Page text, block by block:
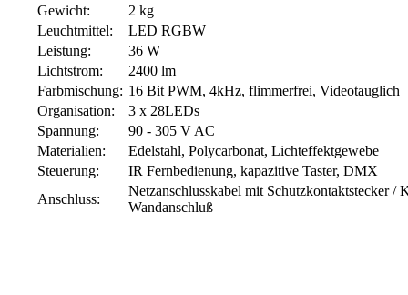
Gewicht:
2 kg
Leuchtmittel:
LED RGBW
Leistung:
36 W
Lichtstrom:
2400 lm
Farbmischung: 16 Bit PWM, 4kHz, flimmerfrei, Videotauglich
Organisation:
3 x 28LEDs
Spannung:
90 - 305 V AC
Materialien:
Edelstahl, Polycarbonat, Lichteffektgewebe
Steuerung:
IR Fernbedienung, kapazitive Taster, DMX
Anschluss:
Netzanschlusskabel mit Schutzkontaktstecker /
Wandanschluß